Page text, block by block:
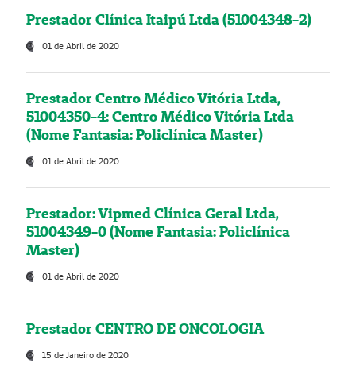
Prestador Clínica Itaipú Ltda (51004348-2)
01 de Abril de 2020
Prestador Centro Médico Vitória Ltda,
51004350-4: Centro Médico Vitória Ltda
(Nome Fantasia: Policlínica Master)
01 de Abril de 2020
Prestador: Vipmed Clínica Geral Ltda,
51004349-0 (Nome Fantasia: Policlínica
Master)
01 de Abril de 2020
Prestador CENTRO DE ONCOLOGIA
15 de Janeiro de 2020